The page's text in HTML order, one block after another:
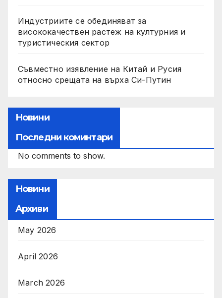
Индустриите се обединяват за
висококачествен растеж на културния и
туристическия сектор
Съвместно изявление на Китай и Русия
относно срещата на върха Си-Путин
Новини
Последни коминтари
No comments to show.
Новини
Архиви
May 2026
April 2026
March 2026